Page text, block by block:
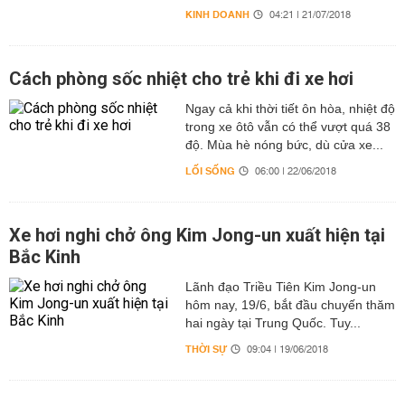
KINH DOANH 04:21 | 21/07/2018
Cách phòng sốc nhiệt cho trẻ khi đi xe hơi
Ngay cả khi thời tiết ôn hòa, nhiệt độ
trong xe ôtô vẫn có thể vượt quá 38
độ. Mùa hè nóng bức, dù cửa xe...
LỐI SỐNG 06:00 | 22/06/2018
Xe hơi nghi chở ông Kim Jong-un xuất hiện tại
Bắc Kinh
Lãnh đạo Triều Tiên Kim Jong-un
hôm nay, 19/6, bắt đầu chuyến thăm
hai ngày tại Trung Quốc. Tuy...
THỜI SỰ 09:04 | 19/06/2018